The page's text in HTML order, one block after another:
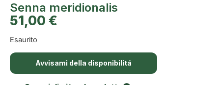
Senna meridionalis
51,00 €
Esaurito
Avvisami della disponibilitá